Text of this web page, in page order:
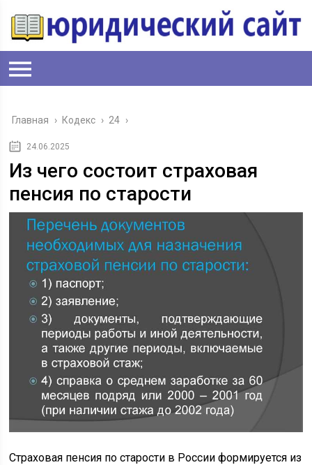
Главная › Кодекс › 24 ›
24.06.2025
Из чего состоит страховая
пенсия по старости
Страховая пенсия по старости в России формируется из